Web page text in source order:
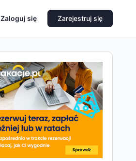
Zaloguj się Zarejestruj się